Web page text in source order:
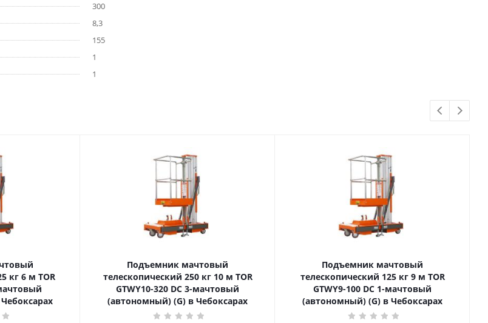
300
8,3
155
1
1
Подъемник мачтовый
телескопический 250 кг 10 м TOR
GTWY10-320 DC 3-мачтовый
(автономный) (G) в Чебоксарах
Подъемник мачтовый
телескопический 125 кг 9 м TOR
GTWY9-100 DC 1-мачтовый
(автономный) (G) в Чебоксарах